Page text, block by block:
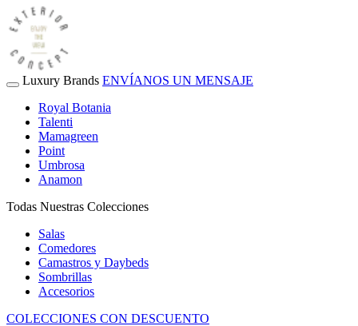
Luxury Brands ENVÍANOS UN MENSAJE
Royal Botania
Talenti
Mamagreen
Point
Umbrosa
Anamon
Todas Nuestras Colecciones
Salas
Comedores
Camastros y Daybeds
Sombrillas
Accesorios
COLECCIONES CON DESCUENTO